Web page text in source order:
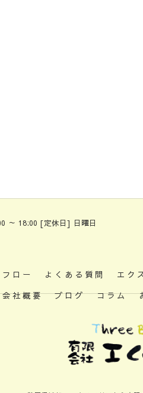
～ 18:00 [定休日] 日曜日
フロー よくある質問 エク
会社概要 ブログ コラム